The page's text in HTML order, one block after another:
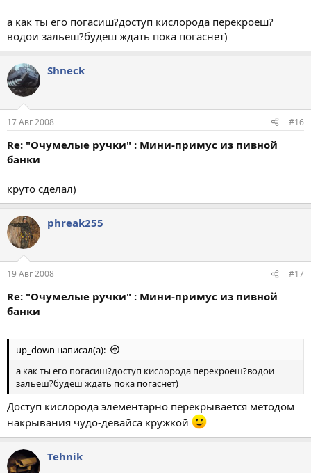
а как ты его погасиш?доступ кислорода перекроеш?
водои зальеш?будеш ждать пока погаснет)
Shneck
17 Авг 2008 #16
Re: "Очумелые ручки" : Мини-примус из пивной
банки
круто сделал)
phreak255
19 Авг 2008 #17
Re: "Очумелые ручки" : Мини-примус из пивной
банки
up_down написал(а):
а как ты его погасиш?доступ кислорода перекроеш?водои
зальеш?будеш ждать пока погаснет)
Доступ кислорода элементарно перекрывается методом
накрывания чудо-девайса кружкой
Tehnik